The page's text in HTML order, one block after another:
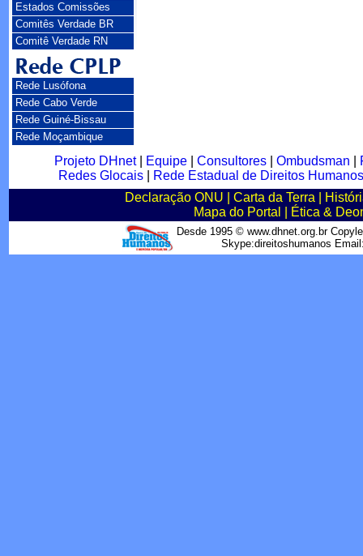
Estados Comissões
Comitês Verdade BR
Comitê Verdade RN
Rede Lusófona
Rede Cabo Verde
Rede Guiné-Bissau
Rede Moçambique
Projeto DHnet| Equipe| Consultores| Ombudsman
Redes Glocais|
Rede Estadual de Direitos
Declaração ONU
Carta da Terra
Mapa do Portal
Ética &
Desde 1995 © www.dhnet.org.br
Skype:direitoshumanos